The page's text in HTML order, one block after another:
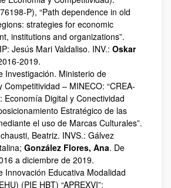
P), “Path dependence in old
strategies for economic
institutions and organizations”.
Jesús Mari Valdaliso. INV.: Oskar
2019.
Investigación. Ministerio de
Competitividad – MINECO: “CREA-
Economía Digital y Conectividad
Estratégico de las
el uso de Marcas Culturales”.
Beatriz. INVS.: Gálvez
González Flores, Ana. De
a diciembre de 2019.
Innovación Educativa Modalidad
(PIE HBT) “APREXVI”: